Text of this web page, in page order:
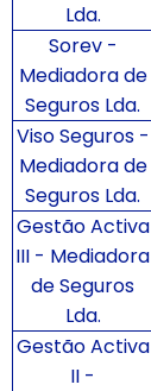
Lda.
Sorev -
Mediadora de
Seguros Lda.
Viso Seguros -
Mediadora de
Seguros Lda.
Gestão Activa
III - Mediadora
de Seguros
Lda.
Gestão Activa
II -